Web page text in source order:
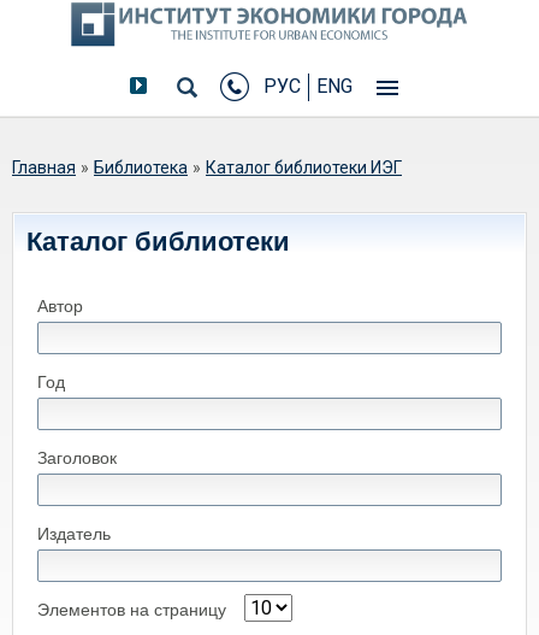
РУС ENG
Вы здесь
Главная » Библиотека » Каталог библиотеки ИЭГ
Каталог библиотеки
Автор
Год
Заголовок
Издатель
Элементов на страницу